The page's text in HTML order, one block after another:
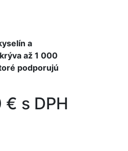
a
až 1 000
podporujú
€ s DPH